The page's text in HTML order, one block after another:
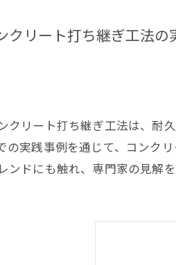
クリート打ち継ぎ工法の
クリート打ち継ぎ工法は、耐
の実践事例を通じて、コンク
ンドにも触れ、専門家の見解